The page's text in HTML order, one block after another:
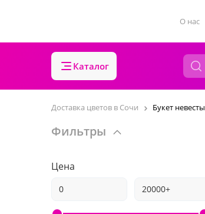
О нас
Каталог
Доставка цветов в Сочи Букет невесты
Фильтры
Цена